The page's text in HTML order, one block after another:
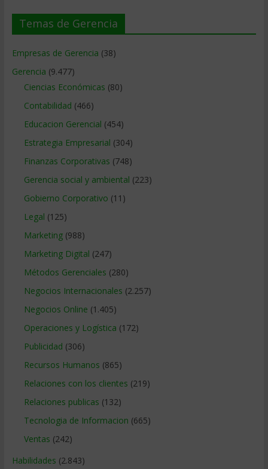
Temas de Gerencia
Empresas de Gerencia (38)
Gerencia (9.477)
Ciencias Económicas (80)
Contabilidad (466)
Educacion Gerencial (454)
Estrategia Empresarial (304)
Finanzas Corporativas (748)
Gerencia social y ambiental (223)
Gobierno Corporativo (11)
Legal (125)
Marketing(988)
Marketing Digital (247)
Métodos Gerenciales (280)
Negocios Internacionales (2.257)
Negocios Online (1.405)
Operaciones y Logística (172)
Publicidad (306)
Recursos Humanos (865)
Relaciones con los clientes (219)
Relaciones publicas (132)
Tecnologia de Informacion (665)
Ventas (242)
Habilidades (2.843)